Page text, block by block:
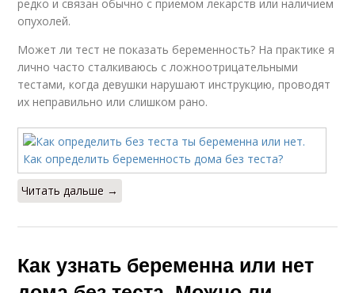
редко и связан обычно с приемом лекарств или наличием
опухолей.
Может ли тест не показать беременность? На практике я
лично часто сталкиваюсь с ложноотрицательными
тестами, когда девушки нарушают инструкцию, проводят
их неправильно или слишком рано.
Читать дальше →
Как узнать беременна или нет